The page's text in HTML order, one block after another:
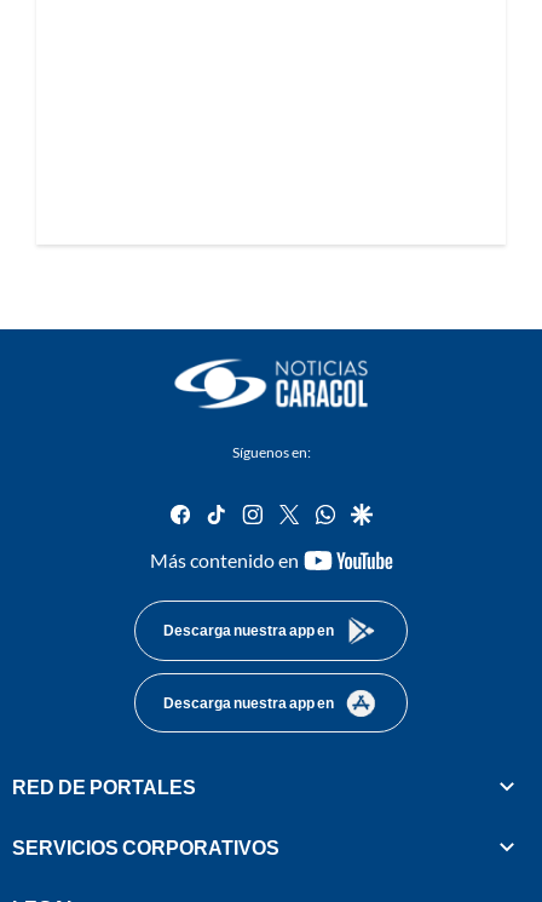
Síguenos en:
facebook
tiktok instagram
twitterwhatsapp
google
Más contenido en
youtube-
Descarga nuestra app en
Descarga nuestra app en
RED DE PORTALES
SERVICIOS CORPORATIVOS